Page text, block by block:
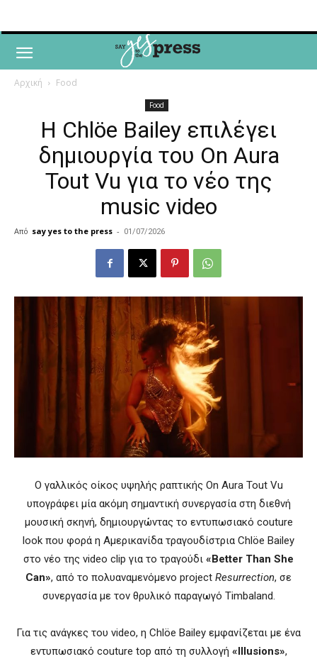
Αρχική Food
Food
Η Chlöe Bailey επιλέγει
δημιουργία του On Aura
Tout Vu για το νέο της
music video
Από say yes to the press - 01/07/2026
Ο γαλλικός οίκος υψηλής ραπτικής On Aura Tout Vu
υπογράφει μία ακόμη σημαντική συνεργασία στη διεθνή
μουσική σκηνή, δημιουργώντας το εντυπωσιακό couture
look που φορά η Αμερικανίδα τραγουδίστρια Chlöe Bailey
στο νέο της video clip για το τραγούδι «Better Than She
Can», από το πολυαναμενόμενο project Resurrection, σε
συνεργασία με τον θρυλικό παραγωγό Timbaland.
Για τις ανάγκες του video, η Chlöe Bailey εμφανίζεται με ένα
εντυπωσιακό couture top από τη συλλογή «Illusions»,